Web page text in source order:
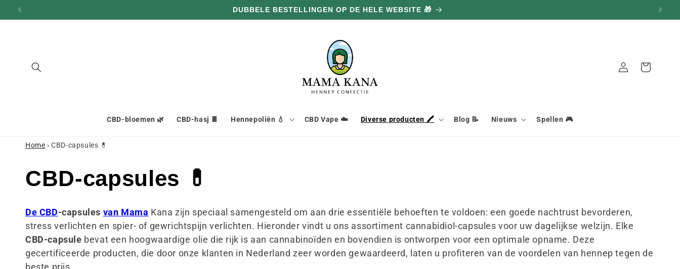
doorgaan
naar
DUBBELE BESTELLINGEN OP DE HELE WEBSITE 🎁
CBD-bloemen 🌿 CBD-hasj 🍫 Hennepoliën 💧 CBD Vape ☁️ Diverse producten 🖍️ Blog 📝 Nieuws Spellen 🎮
AansluitingMand
Home › CBD-capsules 💊
C
o
l
l
CBD-capsules 💊
De CBD-capsules van Mama Kana zijn speciaal samengesteld om aan drie essentiële behoeften te voldoen:een goede nachtrust bevorderen,
stress verlichten en spier- of gewrichtspijn verlichten. Hieronder vindt u ons assortiment cannabidiol-capsules voor uw dagelijkse welzijn. Elke
CBD-capsule bevat een hoogwaardige olie die rijk is aan cannabinoïden en bovendien is ontworpen voor een optimale opname. Deze
gecertificeerde producten, die door onze klanten in Nederland zeer worden gewaardeerd, laten u profiteren van de voordelen van hennep tegen de
beste prijs.